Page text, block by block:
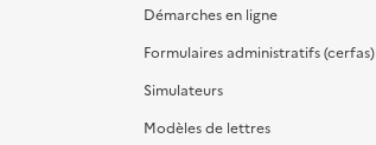
Démarches en ligne
Formulaires administratifs (cerfas)
Simulateurs
Modèles de lettres